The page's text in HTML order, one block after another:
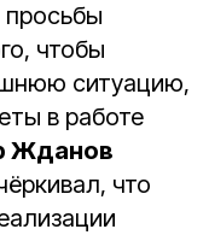
чтобы
ситуацию,
в работе
Жданов
что